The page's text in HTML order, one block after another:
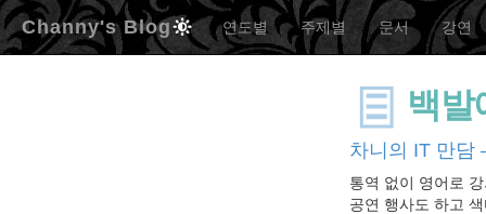
Channy's Blog 연도별 주제별 문서 강연
백발
차니의 IT 만담
통역 없이 영어로
공연 행사도 하고